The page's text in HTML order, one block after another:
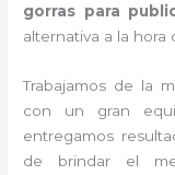
gorras para
alternativa a la hora
Trabajamos de la
con un gran
entregamos
de brindar el